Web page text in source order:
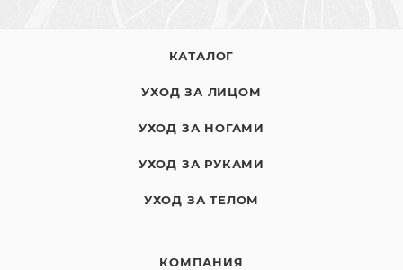
КАТАЛОГ
УХОД ЗА ЛИЦОМ
УХОД ЗА НОГАМИ
УХОД ЗА РУКАМИ
УХОД ЗА ТЕЛОМ
КОМПАНИЯ